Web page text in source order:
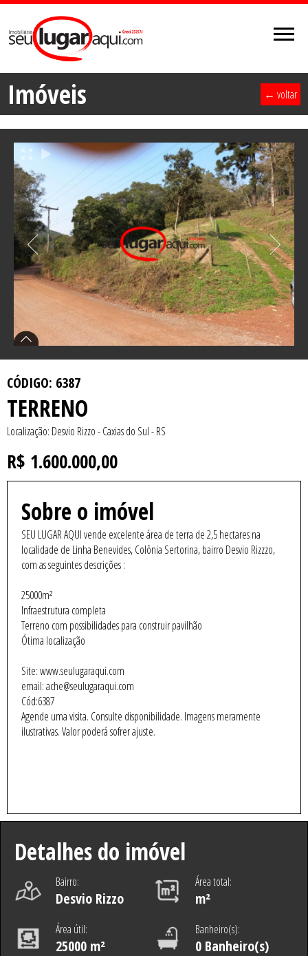
← voltar
Imóveis
CÓDIGO: 6387
TERRENO
Localização: Desvio Rizzo - Caxias do Sul - RS
R$ 1.600.000,00
Sobre o imóvel
SEU LUGAR AQUI vende excelente área de terra de 2,5 hectares na
localidade de Linha Benevides, Colônia Sertorina, bairro Desvio Rizzzo,
com as seguintes descrições :
25000m²
Infraestrutura completa
Terreno com possibilidades para construir pavilhão
Ótima localização
Site: www.seulugaraqui.com
email: ache@seulugaraqui.com
Cód:6387
Agende uma visita. Consulte disponibilidade. Imagens meramente
ilustrativas. Valor poderá sofrer ajuste.
Detalhes do imóvel
Bairro:
Desvio Rizzo
Área total:
m²
Área útil:
25000 m²
Banheiro(s):
0 Banheiro(s)